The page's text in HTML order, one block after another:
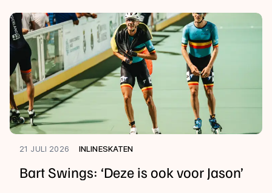
21 JULI 2026 INLINESKATEN
Bart Swings: ‘Deze is ook voor Jason’